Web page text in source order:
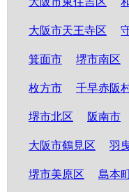
大阪市天王寺区
箕面市 堺市南区
枚方市 千早赤阪
堺市北区 阪南市
大阪市鶴見区 羽
堺市美原区 島本